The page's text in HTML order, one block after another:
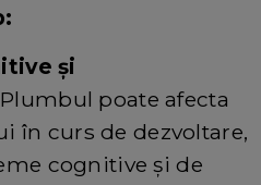
și
Plumbul poate afecta
în curs de dezvoltare,
cognitive și de